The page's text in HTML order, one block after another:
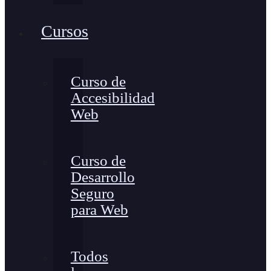
Cursos
Curso de
Accesibilidad
Web
Curso de
Desarrollo
Seguro
para Web
Todos